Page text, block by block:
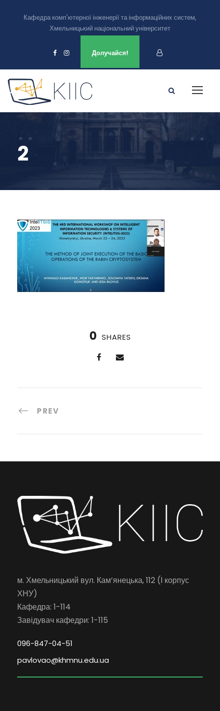
Кафедра комп'ютерної інженерії та інформаційних систем,
Хмельницький національний університет
Долучайся!
2
0 SHARES
PREV
м. Хмельницький вул. Кам’янецька, 112 (І корпус
ХНУ)
Кафедра: 1-114
Завідувач кафедри: 1-115
096-847-04-51
pavlovao@khmnu.edu.ua